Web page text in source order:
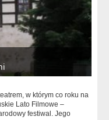
w którym co roku na
Lato Filmowe –
festiwal. Jego